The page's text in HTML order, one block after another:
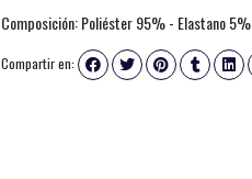
Composición: Poliéster 95% - Elastano 5%
Compartir en: